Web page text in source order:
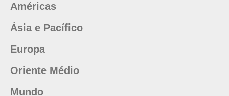
Américas
Ásia e Pacífico
Europa
Oriente Médio
Mundo